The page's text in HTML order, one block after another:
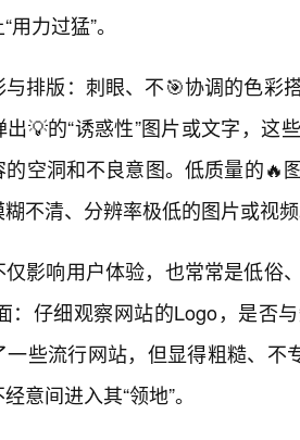
力过猛”。
与排版：刺眼、不🎯协调的色彩
💡的“诱惑性”图片或文字，这
空洞和不良意图。低质量的🔥
不清、分辨率极低的图片或视频
影响用户体验，也常常是低俗
：仔细观察网站的Logo，是否
些流行网站，但显得粗糙、不
意间进入其“领地”。